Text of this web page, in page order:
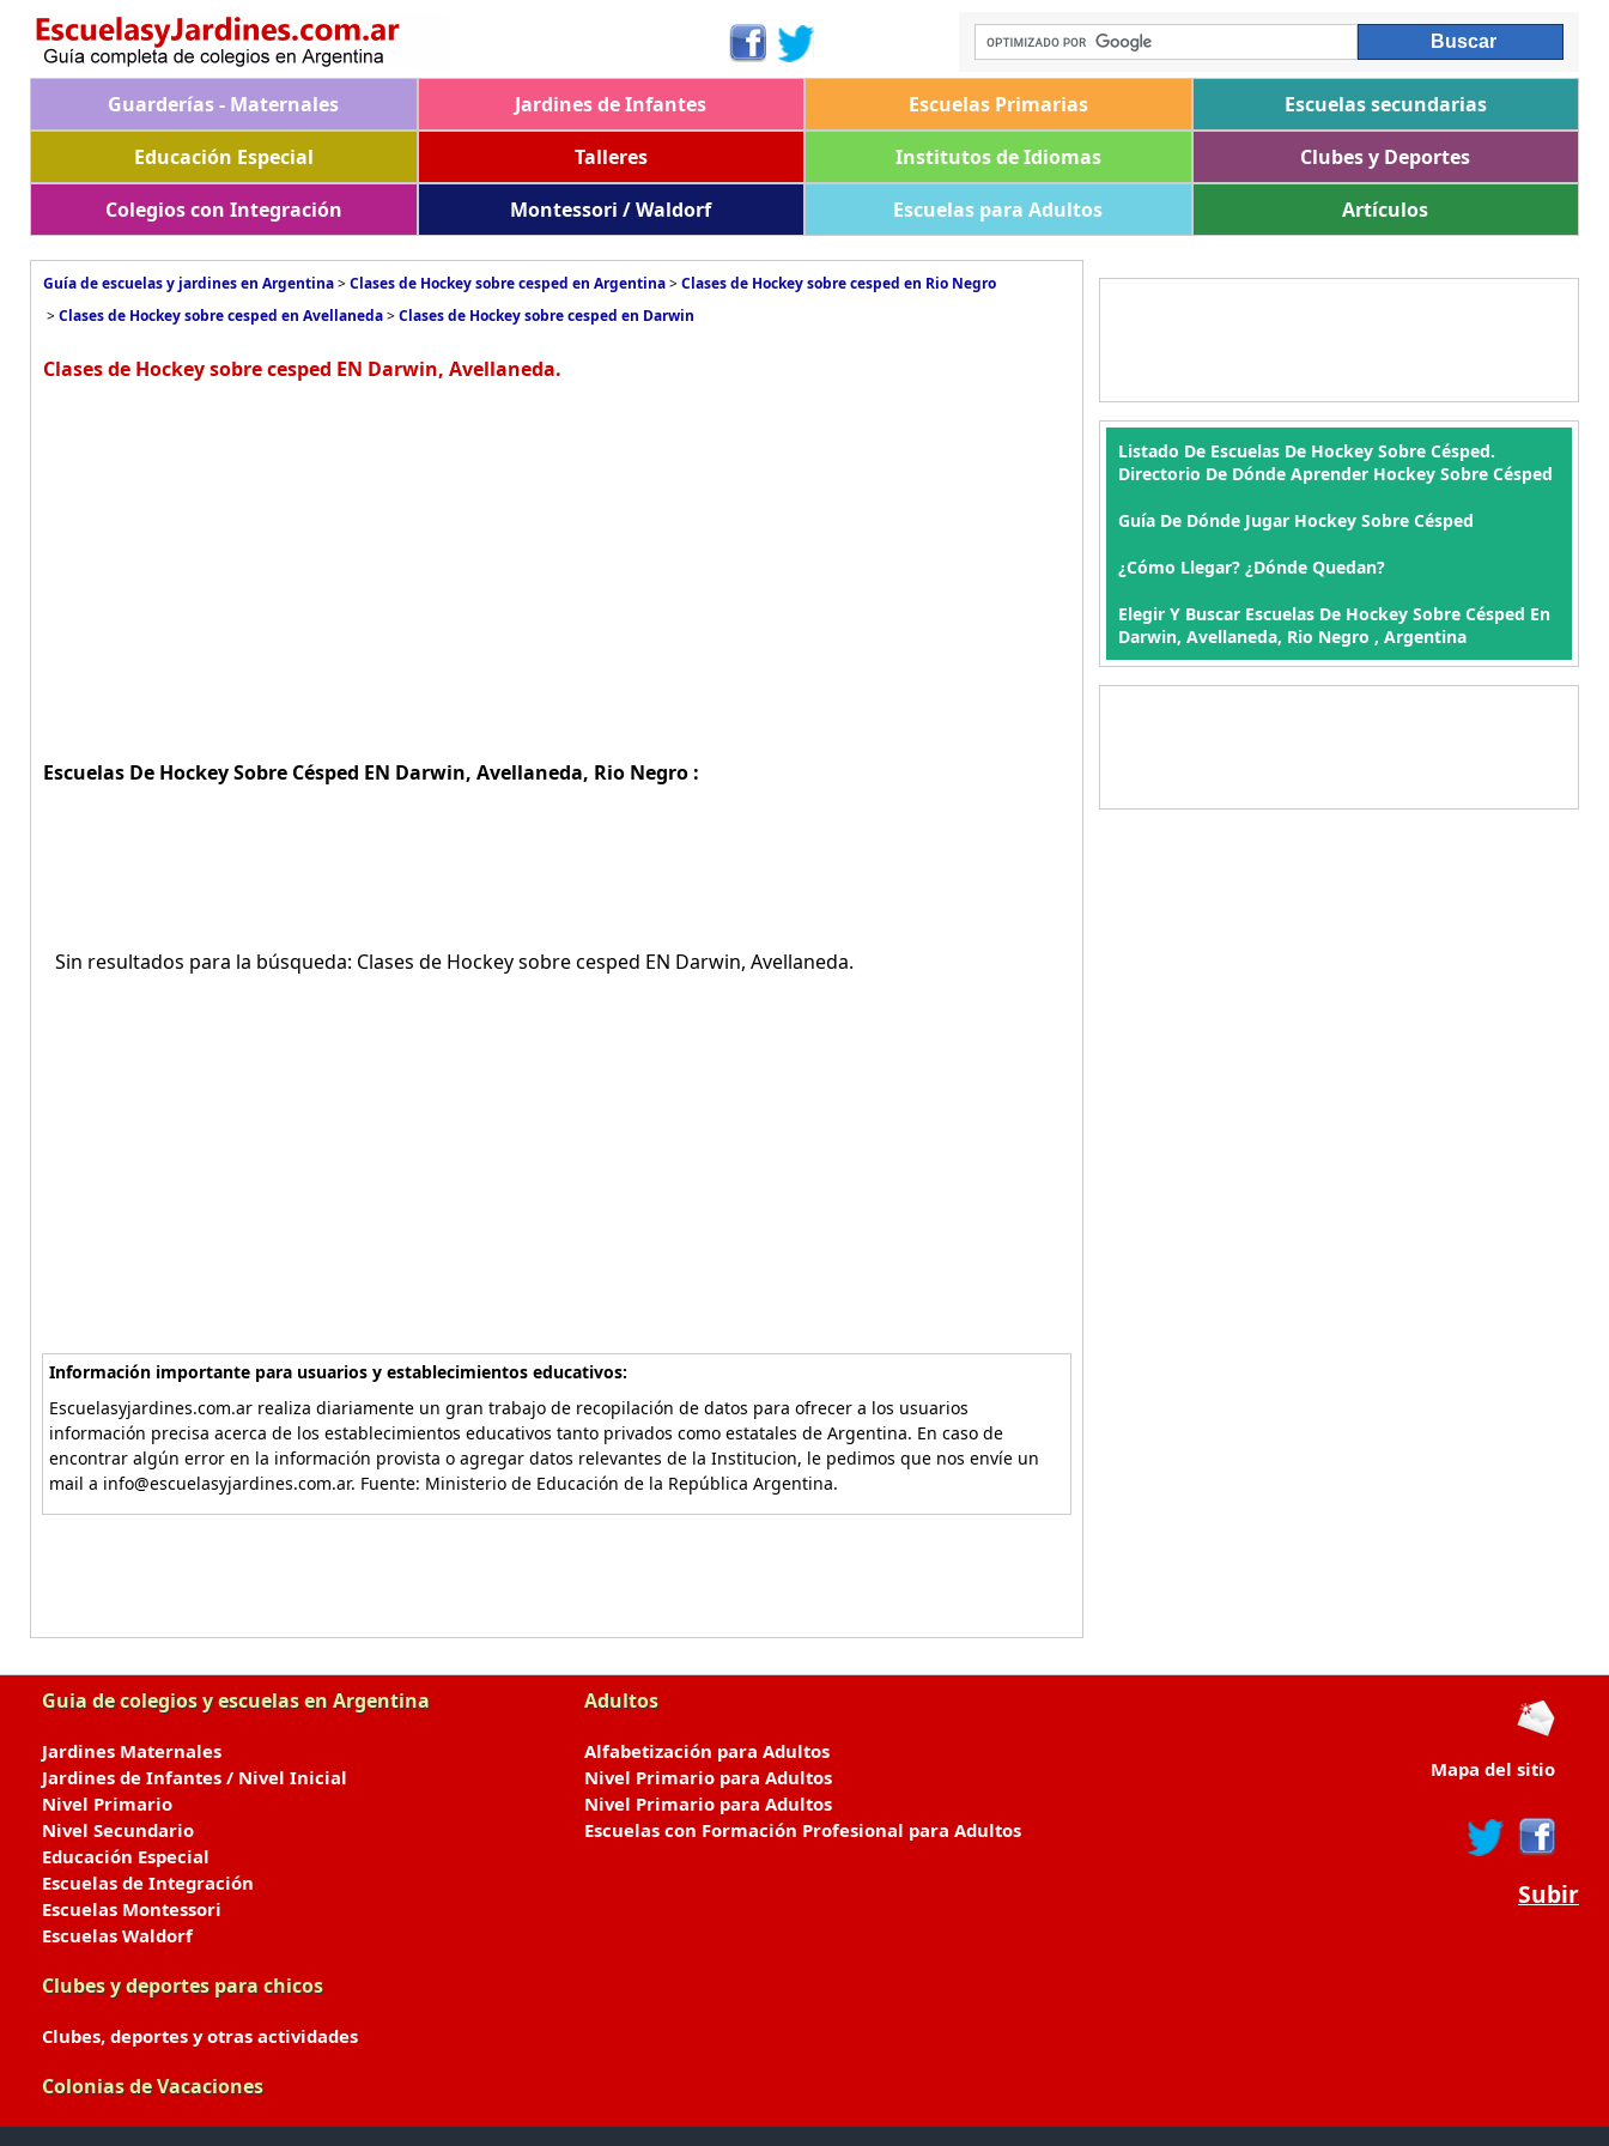
Guarderías - Maternales Jardines de Infantes Escuelas Primarias
Escuelas secundarias
Educación Especial
Talleres Institutos de Idiomas
Clubes y Deportes
Colegios con Integración
Montessori / Waldorf Escuelas para Adultos Artículos
Guía de escuelas y jardines en Argentina>Clases de Hockey sobre cesped en Argentina>Clases de Hockey sobre cesped en Rio Negro
>Clases de Hockey sobre cesped en Avellaneda>Clases de Hockey sobre cesped en Darwin
Clases de Hockey sobre cesped EN Darwin, Avellaneda.
Escuelas De Hockey Sobre Césped EN Darwin, Avellaneda, Rio Negro :
Sin resultados para la búsqueda: Clases de Hockey sobre cesped EN Darwin, Avellaneda.
Información importante para usuarios y establecimientos educativos:
Escuelasyjardines.com.ar realiza diariamente un gran trabajo de recopilación de datos para ofrecer a los usuarios
información precisa acerca de los establecimientos educativos tanto privados como estatales de Argentina. En caso de
encontrar algún error en la información provista o agregar datos relevantes de la Institucion, le pedimos que nos envíe un
mail a info@escuelasyjardines.com.ar. Fuente: Ministerio de Educación de la República Argentina.
Listado De Escuelas De Hockey Sobre Césped.
Directorio De Dónde Aprender Hockey Sobre Césped
Guía De Dónde Jugar Hockey Sobre Césped
¿Cómo Llegar? ¿Dónde Quedan?
Elegir Y Buscar Escuelas De Hockey Sobre Césped En
Darwin, Avellaneda, Rio Negro , Argentina
Guia de colegios y escuelas en Argentina
Jardines Maternales
Jardines de Infantes / Nivel Inicial
Nivel Primario
Nivel Secundario
Educación Especial
Escuelas de Integración
Escuelas Montessori
Escuelas Waldorf
Clubes y deportes para chicos
Clubes, deportes y otras actividades
Colonias de Vacaciones
Adultos
Alfabetización para Adultos
Nivel Primario para Adultos
Nivel Primario para Adultos
Escuelas con Formación Profesional para Adultos
Mapa del sitio
Subir